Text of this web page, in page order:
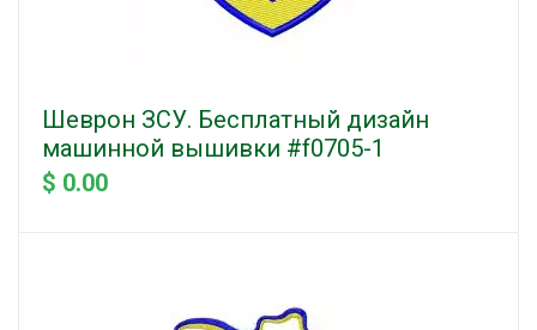
Шеврон ЗСУ. Бесплатный дизайн
машинной вышивки #f0705-1
$ 0.00